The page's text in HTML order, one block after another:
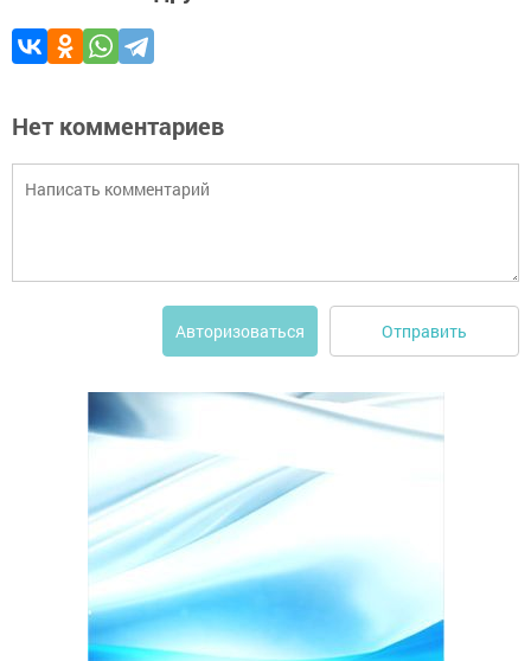
Нет комментариев
Авторизоваться Отправить